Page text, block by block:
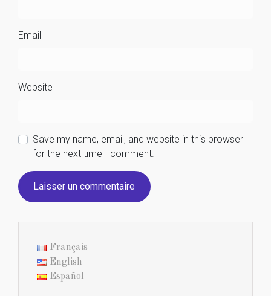
Email
Website
Save my name, email, and website in this browser
for the next time I comment.
Français
English
Español